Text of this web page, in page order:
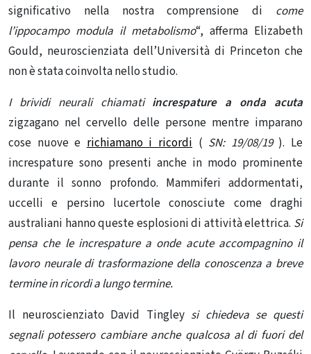
significativo nella nostra comprensione di come
l’ippocampo modula il metabolismo“, afferma Elizabeth
Gould, neuroscienziata dell’Università di Princeton che
non è stata coinvolta nello studio.
I brividi neurali chiamatiincrespature a onda acuta
zigzagano nel cervello delle persone mentre imparano
cose nuove e richiamano i ricordi ( SN: 19/08/19). Le
increspature sono presenti anche in modo prominente
durante il sonno profondo. Mammiferi addormentati,
uccelli e persino lucertole conosciute come draghi
australiani hanno queste esplosioni di attività elettrica. Si
pensa che le increspature a onde acute accompagnino il
lavoro neurale di trasformazione della conoscenza a breve
termine in ricordi a lungo termine.
Il neuroscienziato David Tingley si chiedeva se questi
segnali potessero cambiare anche qualcosa al di fuori del